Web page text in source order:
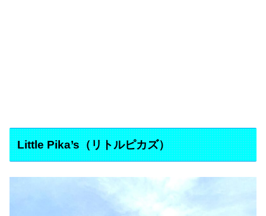
Little Pika’s（リトルピカズ）